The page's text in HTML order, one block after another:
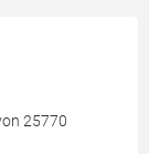
25770